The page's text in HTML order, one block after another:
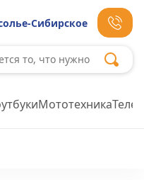
Сибирское
Мототехника